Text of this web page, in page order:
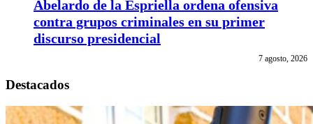
Abelardo de la Espriella ordena ofensiva
contra grupos criminales en su primer
discurso presidencial
7 agosto, 2026
Destacados